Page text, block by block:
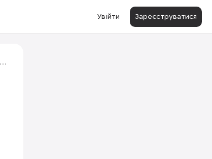
Увійти Зареєструватися